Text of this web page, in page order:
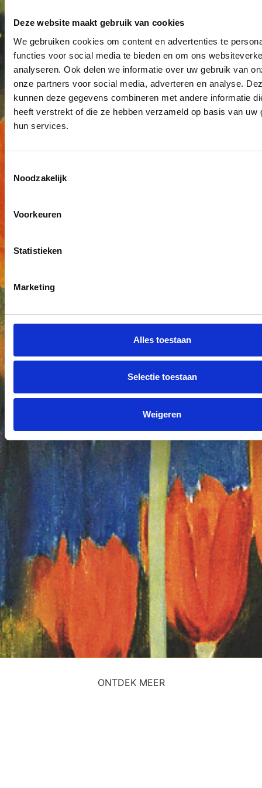
Deze website maakt gebruik van cookies
We gebruiken cookies om content en advertenties te
functies voor social media te bieden en om ons
analyseren. Ook delen we informatie over uw gebruik van
onze partners voor social media, adverteren en analyse.
kunnen deze gegevens combineren met andere informatie
heeft verstrekt of die ze hebben verzameld op basis van uw
hun services.
Noodzakelijk
Voorkeuren
Statistieken
Marketing
Alles toestaan
Selectie toestaan
Weigeren
ONTDEK MEER